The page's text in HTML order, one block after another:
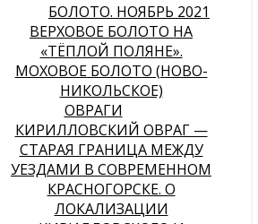
БОЛОТО. НОЯБРЬ 2021
ВЕРХОВОЕ БОЛОТО НА
«ТЁПЛОЙ ПОЛЯНЕ».
МОХОВОЕ БОЛОТО (НОВО-
НИКОЛЬСКОЕ)
ОВРАГИ
КИРИЛЛОВСКИЙ ОВРАГ —
СТАРАЯ ГРАНИЦА МЕЖДУ
УЕЗДАМИ В СОВРЕМЕННОМ
КРАСНОГОРСКЕ. О
ЛОКАЛИЗАЦИИ